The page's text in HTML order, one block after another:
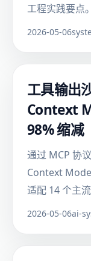
工程实践要点。
2026-05-06
工具输出
Context
98% 缩减
通过 MCP 协
Context Mode
适配 14 个主
2026-05-06ai-